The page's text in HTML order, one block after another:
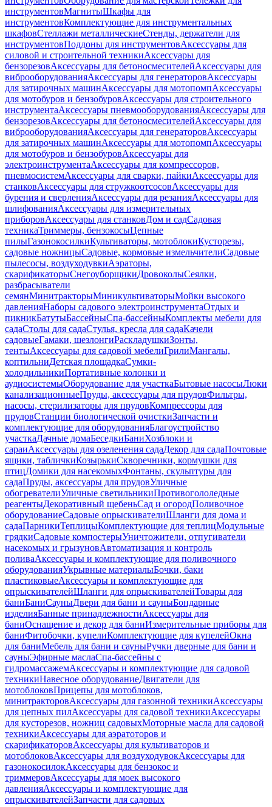
инструментовМагнитыШкафы для
инструментовКомплектующие для инструментальных
шкафовСтеллажи металлическиеСтенды, держатели для
инструментовПоддоны для инструментовАксессуары для
силовой и строительной техникиАксессуары для
бензорезовАксессуары для бетоносмесителейАксессуары для
виброоборудованияАксессуары для генераторовАксессуары
для затирочных машинАксессуары для мотопомпАксессуары
для мотобуров и бензобуровАксессуары для строительного
инструментаАксессуары пневмооборудованияАксессуары для
бензорезовАксессуары для бетоносмесителейАксессуары для
виброоборудованияАксессуары для генераторовАксессуары
для затирочных машинАксессуары для мотопомпАксессуары
для мотобуров и бензобуровАксессуары для
электроинструментаАксессуары для компрессоров,
пневмосистемАксессуары для сварки, пайкиАксессуары для
станковАксессуары для стружкоотсосовАксессуары для
бурения и сверленияАксессуары для резанияАксессуары для
шлифованияАксессуары для измерительных
приборовАксессуары для станковДом и садСадовая
техникаТриммеры, бензокосыЦепные
пилыГазонокосилкиКультиваторы, мотоблокиКусторезы,
садовые ножницыСадовые, кормовые измельчителиСадовые
пылесосы, воздуходувкиАэраторы,
скарификаторыСнегоуборщикиДровоколыСеялки,
разбрасыватели
семянМинитракторыМиникультиваторыМойки высокого
давленияНаборы садового электроинструментаОтдых и
пикникБатутыБассейныСпа-бассейныКомплекты мебели для
садаСтолы для садаСтулья, кресла для садаКачели
садовыеГамаки, шезлонгиРаскладушкиЗонты,
тентыАксессуары для садовой мебелиГрилиМангалы,
коптильниДетская площадкаСумки-
холодильникиПортативные колонки и
аудиосистемыОборудование для участкаБытовые насосыЛюки
канализационныеПруды, аксессуары для прудовФильтры,
насосы, стерилизаторы для прудовКомпрессоры для
прудовСтанции биологической очисткиЗапчасти и
комплектующие для оборудованияБлагоустройство
участкаДачные домаБеседкиБаниХозблоки и
сараиАксессуары для озеленения садаДекор для садаПочтовые
ящики, табличкиКозырькиСкворечники, кормушки для
птицДомики для насекомыхФонтаны, скульптуры для
садаПруды, аксессуары для прудовУличные
обогревателиУличные светильникиПротивогололедные
реагентыДекоративный щебеньСад и огородПоливочное
оборудованиеСадовые опрыскивателиШланги для дома и
садаПарникиТеплицыКомплектующие для теплицМодульные
грядкиСадовые компостерыУничтожители, отпугиватели
насекомых и грызуновАвтоматизация и контроль
поливаАксессуары и комплектующие для поливочного
оборудованияУкрывные материалыБочки, баки
пластиковыеАксессуары и комплектующие для
опрыскивателейШланги для опрыскивателейТовары для
баниБаниСауныДвери для бани и сауныБондарные
изделияБанные принадлежностиАксессуары для
баниОснащение и декор для баниИзмерительные приборы для
баниФитобочки, купелиКомплектующие для купелейОкна
для баниМебель для бани и сауныРучки дверные для бани и
сауныЭфирные маслаСпа-бассейны с
гидромассажемАксессуары и комплектующие для садовой
техникиНавесное оборудованиеДвигатели для
мотоблоковПрицепы для мотоблоков,
минитракторовАксессуары для газонной техникиАксессуары
для цепных пилАксессуары для садовой техникиАксессуары
для кусторезов, ножниц садовыхМоторные масла для садовой
техникиАксессуары для аэратоторов и
скарификаторовАксессуары для культиваторов и
мотоблоковАксессуары для воздуходувокАксессуары для
газонокосилокАксессуары для бензокос и
триммеровАксессуары для моек высокого
давленияАксессуары и комплектующие для
опрыскивателейЗапчасти для садовых